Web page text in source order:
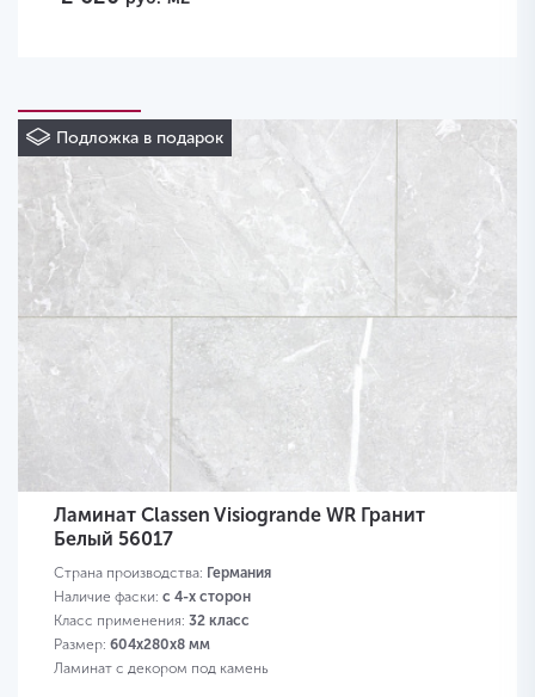
Подложка в подарок
Ламинат Classen Visiogrande WR Гранит
Белый 56017
Страна производства: Германия
Наличие фаски: с 4-х сторон
Класс применения: 32 класс
Размер: 604х280х8 мм
Ламинат с декором под камень